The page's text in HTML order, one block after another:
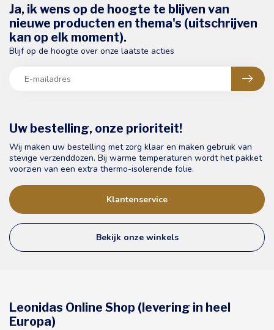
Uw bestelling, onze prioriteit!
Wij maken uw bestelling met zorg klaar en maken gebruik van
stevige verzenddozen. Bij warme temperaturen wordt het pakket
voorzien van een extra thermo-isolerende folie.
Klantenservice
Bekijk onze winkels
Ja, ik wens op de hoogte te blijven van
nieuwe producten en thema's (uitschrijven
kan op elk moment).
Blijf op de hoogte over onze laatste acties
Leonidas Online Shop (levering in heel
Europa)